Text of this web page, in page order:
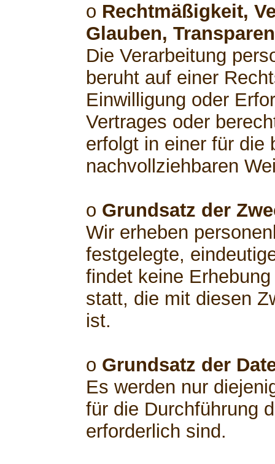
o Rechtmäßigkeit,
Glauben,
Die Verarbeitung
beruht auf einer
Einwilligung oder
Vertrages oder
erfolgt in einer für die
nachvollziehbaren
o Grundsatz der
Wir erheben
festgelegte,
findet keine
statt, die mit diesen
ist.
o Grundsatz der
Es werden nur
für die Durchführung
erforderlich sind.